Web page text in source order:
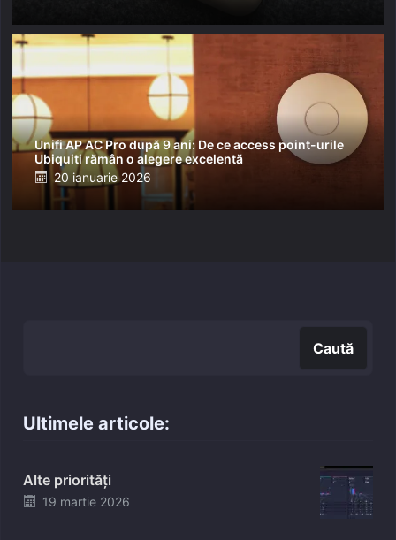
Unifi AP AC Pro după 9 ani: De ce access point-urile
Ubiquiti rămân o alegere excelentă
Posted
on
20 ianuarie 2026
Caută
Ultimele articole:
Alte priorități
Posted
19 martie 2026